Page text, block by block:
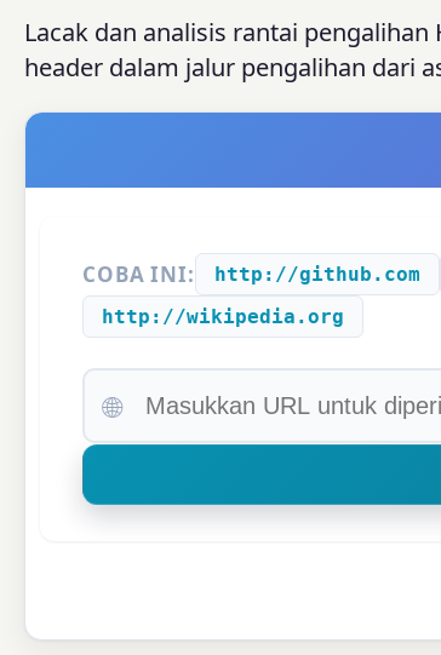
Lacak dan analisis rantai
header dalam jalur pengalihan dari
COBA INI: http://github.com
http://wikipedia.org
🌐